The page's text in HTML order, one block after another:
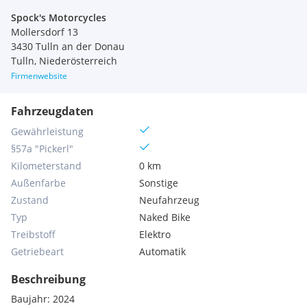
Spock's Motorcycles
Mollersdorf 13
3430 Tulln an der Donau
Tulln, Niederösterreich
Firmenwebsite
Fahrzeugdaten
Gewährleistung
§57a "Pickerl"
Kilometerstand
0 km
Außenfarbe
Sonstige
Zustand
Neufahrzeug
Typ
Naked Bike
Treibstoff
Elektro
Getriebeart
Automatik
Beschreibung
Baujahr: 2024